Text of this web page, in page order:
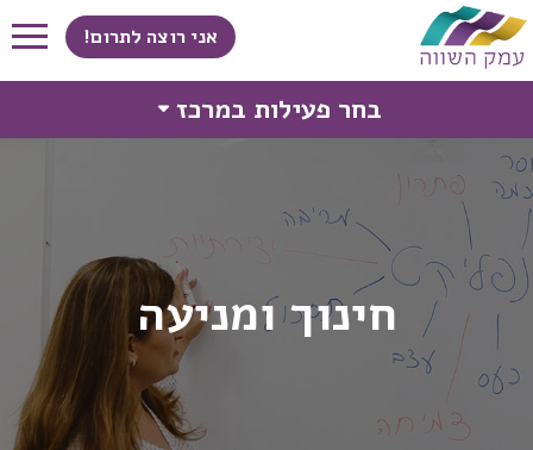
אני רוצה לתרום!
בחר פעילות במרכז
חינוך ומניעה